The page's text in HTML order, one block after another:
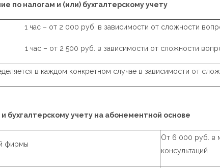
по налогам и (или) бухгалтерскому учету
1 час – от 2 000 руб. в зависимости от сложности
1 час – от 2 500 руб. в зависимости от сложности
в каждом конкретном случае в зависимости от
бухгалтерскому учету на абонементной основе
фирмы
От 6 000 руб. в
консультаций